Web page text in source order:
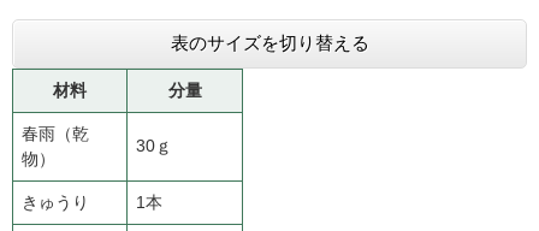
表のサイズを切り替える
材料 分量
春雨（乾
物）
30ｇ
きゅうり 1本